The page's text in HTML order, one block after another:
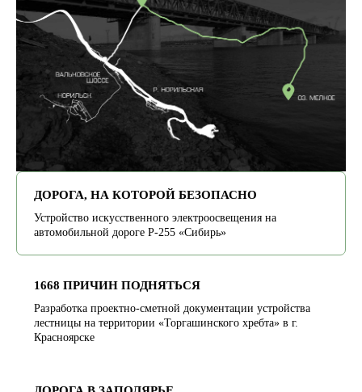
ДОРОГА, НА КОТОРОЙ БЕЗОПАСНО
Устройство искусственного электроосвещения на
автомобильной дороге Р-255 «Сибирь»
1668 ПРИЧИН ПОДНЯТЬСЯ
Разработка проектно-сметной документации устройства
лестницы на территории «Торгашинского хребта» в г.
Красноярске